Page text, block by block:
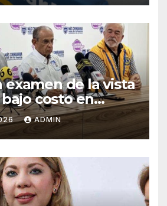
examen de la vista
costo en
ADMIN